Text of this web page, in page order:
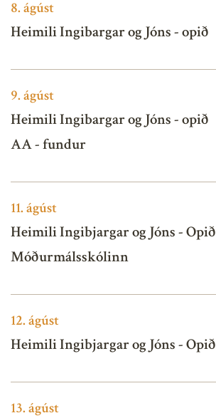
8.ágúst
Heimili Ingibargar og Jóns - opið
9.ágúst
Heimili Ingibargar og Jóns - opið
AA - fundur
11.ágúst
Heimili Ingibjargar og Jóns - Opið
Móðurmálsskólinn
12.ágúst
Heimili Ingibjargar og Jóns - Opið
13.ágúst